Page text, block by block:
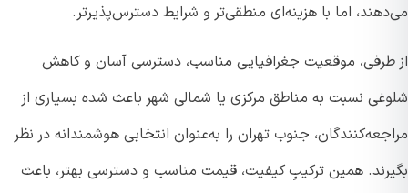
اما با هزینه‌ای منطقی‌تر و شرایط دسترس‌پذیرتر.
موقعیت جغرافیایی مناسب، دسترسی آسان و کاهش
نسبت به مناطق مرکزی یا شمالی شهر باعث شده بسیاری از
جنوب تهران را به‌عنوان انتخابی هوشمندانه در نظر
همین ترکیبِ کیفیت، قیمت مناسب و دسترسی بهتر، باعث